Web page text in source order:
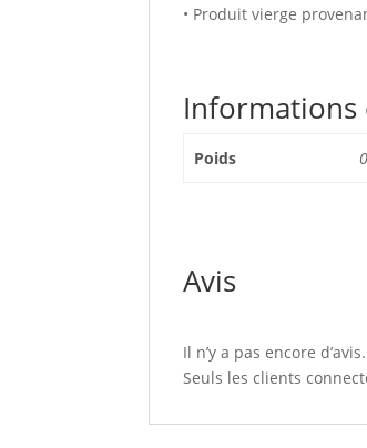
• Produit vierge
Poids
Avis
Il n’y a pas encore d’avis.
Seuls les clients